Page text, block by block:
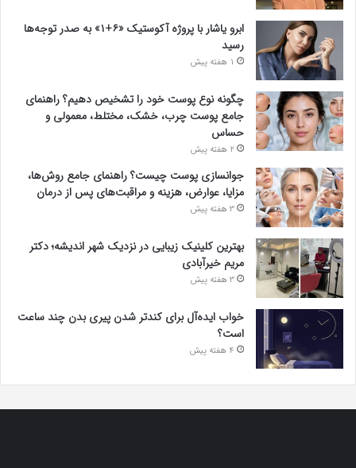
ابرو یاشار با پروژه آکوستیک «۶+۱» به صدر توجه‌ها
رسید
1 هفته پیش
چگونه نوع پوست خود را تشخیص دهیم؟ راهنمای
جامع پوست چرب، خشک، مختلط، معمولی و
حساس
2 هفته پیش
جوانسازی پوست چیست؟ راهنمای جامع روش‌ها،
مزایا، عوارض، هزینه و مراقبت‌های پس از درمان
3 هفته پیش
بهترین کلینیک زیبایی در نزدیک شهر اندیشه؛ دکتر
مریم خیرآبادی
3 هفته پیش
خواب ایده‌آل برای کندتر شدن پیری بدن چند ساعت
است؟
4 هفته پیش